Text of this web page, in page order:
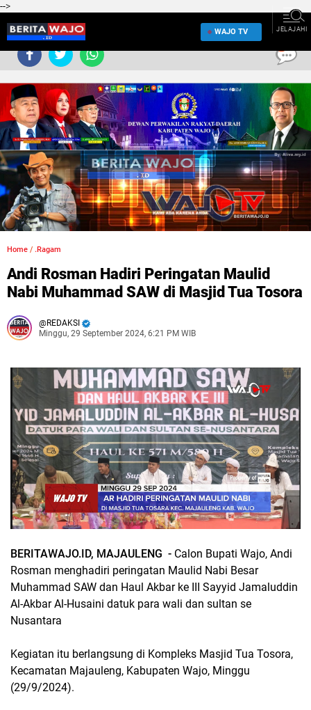
-->
WAJO TV JELAJAHI
Home / .Ragam
Andi Rosman Hadiri Peringatan Maulid
Nabi Muhammad SAW di Masjid Tua Tosora
REDAKSI
Minggu, 29 September 2024, 6:21 PM WIB
BERITAWAJO.ID, MAJAULENG - Calon Bupati Wajo, Andi
Rosman menghadiri peringatan Maulid Nabi Besar
Muhammad SAW dan Haul Akbar ke III Sayyid Jamaluddin
Al-Akbar Al-Husaini datuk para wali dan sultan se
Nusantara
Kegiatan itu berlangsung di Kompleks Masjid Tua Tosora,
Kecamatan Majauleng, Kabupaten Wajo, Minggu
(29/9/2024).